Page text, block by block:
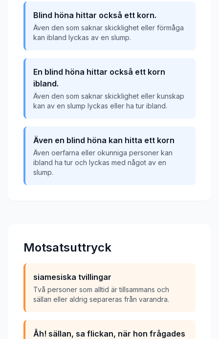
Blind höna hittar också ett korn.
Även den som saknar skicklighet eller förmåga
kan ibland lyckas av en slump.
En blind höna hittar också ett korn
ibland.
Även den som saknar skicklighet eller kunskap
kan av en slump lyckas eller ha tur ibland.
Även en blind höna kan hitta ett korn
Även oerfarna eller okunniga personer kan
ibland ha tur och lyckas med något av en
slump.
Motsatsuttryck
siamesiska tvillingar
Två personer som alltid är tillsammans och
sällan eller aldrig separeras från varandra.
Åh! sällan, sa flickan, när hon frågades